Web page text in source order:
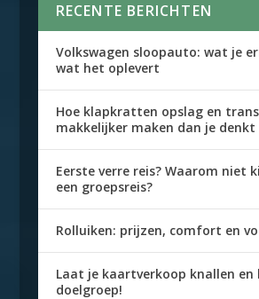
RECENTE BERICHTEN
Volkswagen sloopauto: wat je
wat het oplevert
Hoe klapkratten opslag en
makkelijker maken dan je denkt
Eerste verre reis? Waarom niet
een groepsreis?
Rolluiken: prijzen, comfort en
Laat je kaartverkoop knallen en
doelgroep!